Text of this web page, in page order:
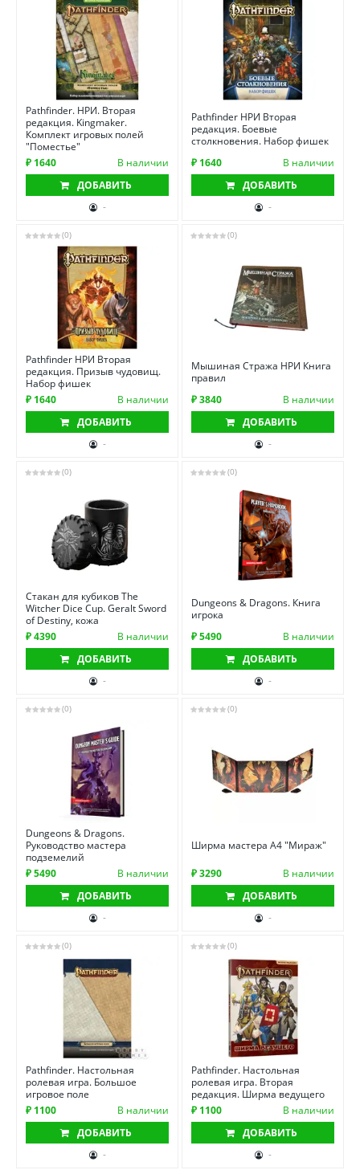
Pathfinder. НРИ. Вторая
редакция. Kingmaker.
Комплект игровых полей
"Поместье"
₽ 1640
В наличии
ДОБАВИТЬ
-
Pathfinder НРИ Вторая
редакция. Боевые
столкновения. Набор фишек
₽ 1640
В наличии
ДОБАВИТЬ
-
(0)
Pathfinder НРИ Вторая
редакция. Призыв чудовищ.
Набор фишек
₽ 1640
В наличии
ДОБАВИТЬ
-
(0)
Мышиная Стража НРИ Книга
правил
₽ 3840
В наличии
ДОБАВИТЬ
-
(0)
Стакан для кубиков The
Witcher Dice Cup. Geralt Sword
of Destiny, кожа
₽ 4390
В наличии
ДОБАВИТЬ
-
(0)
Dungeons & Dragons. Книга
игрока
₽ 5490
В наличии
ДОБАВИТЬ
-
(0)
Dungeons & Dragons.
Руководство мастера
подземелий
₽ 5490
В наличии
ДОБАВИТЬ
-
(0)
Ширма мастера А4 "Мираж"
₽ 3290
В наличии
ДОБАВИТЬ
-
(0)
Pathfinder. Настольная
ролевая игра. Большое
игровое поле
₽ 1100
В наличии
ДОБАВИТЬ
-
(0)
Pathfinder. Настольная
ролевая игра. Вторая
редакция. Ширма ведущего
₽ 1100
В наличии
ДОБАВИТЬ
-